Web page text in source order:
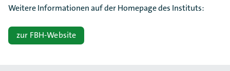
Weitere Informationen auf der Homepage des Instituts:
zur FBH-Website